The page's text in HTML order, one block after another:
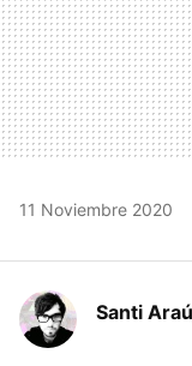
11 Noviembre 2020
Santi